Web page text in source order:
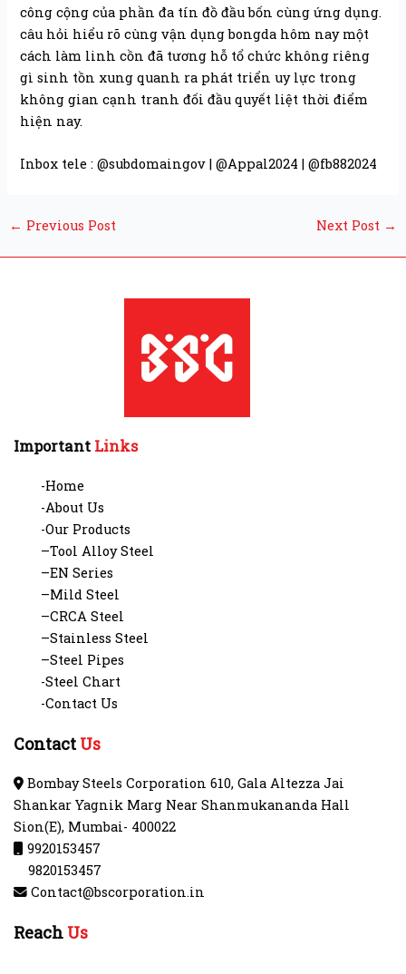
công cộng của phần đa tín đồ đầu bốn cùng ứng dụng.
câu hỏi hiểu rõ cùng vận dụng bongda hôm nay một
cách làm linh cồn đã tương hỗ tổ chức không riêng
gì sinh tồn xung quanh ra phát triển uy lực trong
không gian cạnh tranh đối đầu quyết liệt thời điểm
hiện nay.
Inbox tele : @subdomaingov | @Appal2024 | @fb882024
← Previous Post Next Post →
Important Links
-Home
-About Us
-Our Products
–Tool Alloy Steel
–EN Series
–Mild Steel
–CRCA Steel
–Stainless Steel
–Steel Pipes
-Steel Chart
-Contact Us
Contact Us
Bombay Steels Corporation 610, Gala Altezza Jai
Shankar Yagnik Marg Near Shanmukananda Hall
Sion(E), Mumbai- 400022
9920153457
9820153457
Contact@bscorporation.in
Reach Us